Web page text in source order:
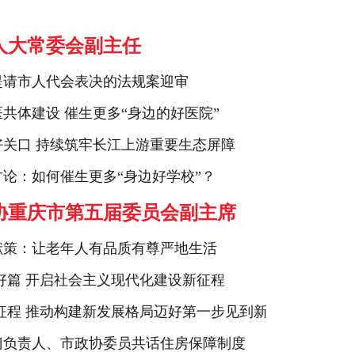
大常委会副主任
市人代会表决的法规案迎审
体建设 催生更多“身边的好医院”
口 持续筑牢长江上游重要生态屏障
：如何催生更多“身边好学校”？
重庆市第五届委员会副主席
：让老年人有品质有尊严地生活
篇 开启社会主义现代化建设新征程
推动构建新发展格局迈好第一步见到新气象
责人、市政协委员共话住房保障制度